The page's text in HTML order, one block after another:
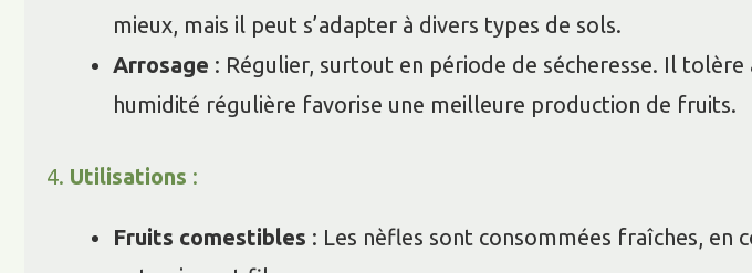
mieux, mais il peut s’adapter à divers types de sols.
Arrosage : Régulier, surtout en période de sécheresse. Il
humidité régulière favorise une meilleure production de fruits.
4. Utilisations :
Fruits comestibles : Les nèfles sont consommées fraîches, en